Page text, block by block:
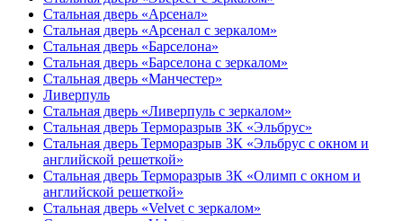
Стальная дверь «Арсенал»
Стальная дверь «Арсенал с зеркалом»
Стальная дверь «Барселона»
Стальная дверь «Барселона с зеркалом»
Стальная дверь «Манчестер»
Ливерпуль
Стальная дверь «Ливерпуль с зеркалом»
Стальная дверь Терморазрыв 3К «Эльбрус»
Стальная дверь Терморазрыв 3К «Эльбрус с окном и
английской решеткой»
Стальная дверь Терморазрыв 3К «Олимп с окном и
английской решеткой»
Стальная дверь «Velvet с зеркалом»